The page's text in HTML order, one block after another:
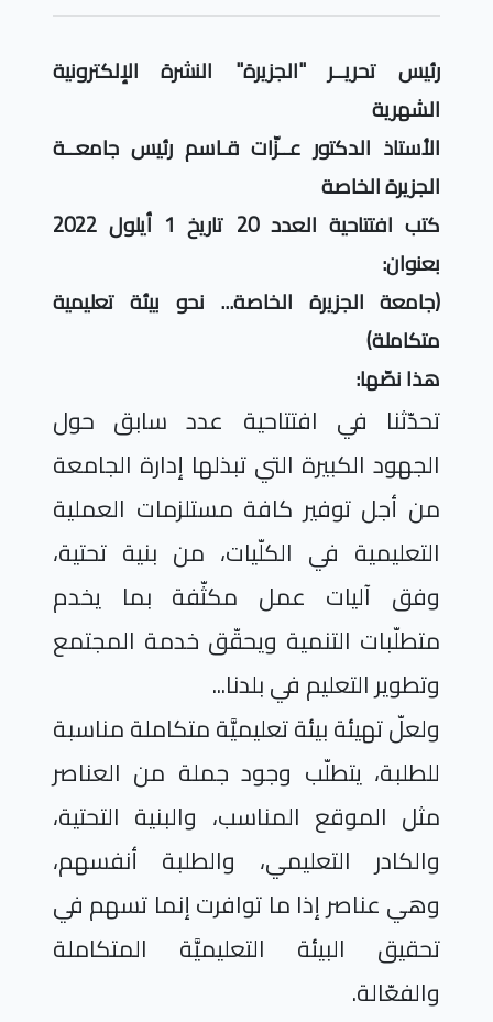
رئيس تحريــر "الجزيرة" النشرة الإلكترونية
الشهرية
الأستاذ الدكتور عــزّات قـاسم رئيس جامعــة
الجزيرة الخاصة
كتب افتتاحية العدد 20 تاريخ 1 أيلول 2022
بعنوان:
(جامعة الجزيرة الخاصة... نحو بيئة تعليمية
متكاملة)
هذا نصّها:
تحدّثنا في افتتاحية عدد سابق حول
الجهود الكبيرة التي تبذلها إدارة الجامعة
من أجل توفير كافة مستلزمات العملية
التعليمية في الكلّيات، من بنية تحتية،
وفق آليات عمل مكثّفة بما يخدم
متطلّبات التنمية ويحقّق خدمة المجتمع
وتطوير التعليم في بلدنا...
ولعلّ تهيئة بيئة تعليميَّة متكاملة مناسبة
للطلبة، يتطلّب وجود جملة من العناصر
مثل الموقع المناسب، والبنية التحتية،
والكادر التعليمي، والطلبة أنفسهم،
وهي عناصر إذا ما توافرت إنما تسهم في
تحقيق البيئة التعليميَّة المتكاملة
والفعّالة.